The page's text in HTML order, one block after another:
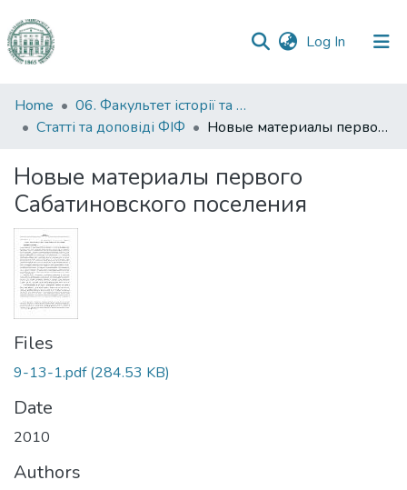
Log In (current)
Communities
&
All of DSpace
Statistics
Home
06. Факультет історії та філософії
Статті та доповіді ФІФ
Новые материалы первого Сабатиновского поселения
Новые материалы первого
Сабатиновского поселения
Files
9-13-1.pdf(284.53 KB)
Date
2010
Authors